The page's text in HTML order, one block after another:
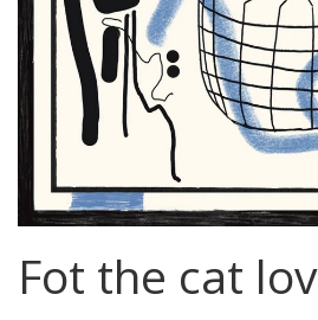
Fot the cat